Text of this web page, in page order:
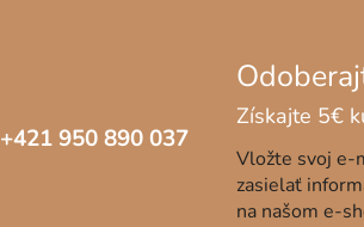
+421 950 890 037
Vložte svoj e-
zasielať
na našom e-